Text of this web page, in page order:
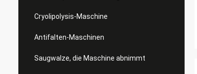
Cryolipolysis-Maschine
Antifalten-Maschinen
Saugwalze, die Maschine abnimmt